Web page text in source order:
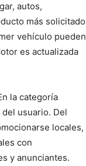
autos,
más solicitado
vehículo pueden
es actualizada
la categoría
usuario. Del
locales,
con
y anunciantes.